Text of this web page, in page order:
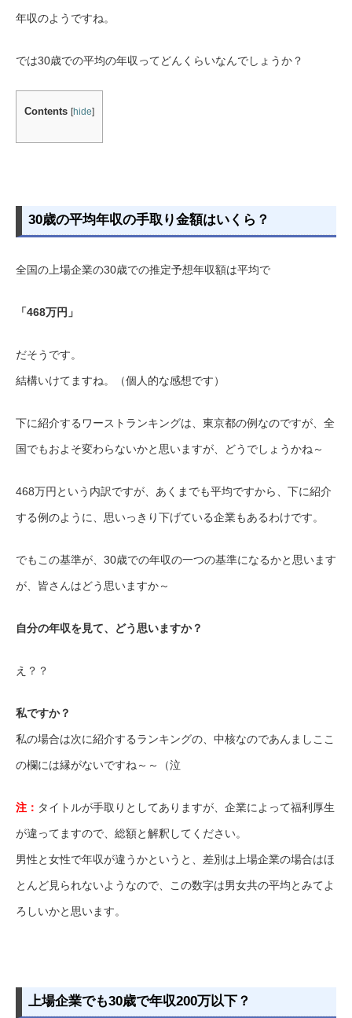
年収のようですね。
では30歳での平均の年収ってどんくらいなんでしょうか？
Contents [hide]
30歳の平均年収の手取り金額はいくら？
全国の上場企業の30歳での推定予想年収額は平均で
「468万円」
だそうです。
結構いけてますね。（個人的な感想です）
下に紹介するワーストランキングは、東京都の例なのですが、全
国でもおよそ変わらないかと思いますが、どうでしょうかね～
468万円という内訳ですが、あくまでも平均ですから、下に紹介
する例のように、思いっきり下げている企業もあるわけです。
でもこの基準が、30歳での年収の一つの基準になるかと思います
が、皆さんはどう思いますか～
自分の年収を見て、どう思いますか？
え？？
私ですか？
私の場合は次に紹介するランキングの、中核なのであんましここ
の欄には縁がないですね～～（泣
注： タイトルが手取りとしてありますが、企業によって福利厚生
が違ってますので、総額と解釈してください。
男性と女性で年収が違うかというと、差別は上場企業の場合はほ
とんど見られないようなので、この数字は男女共の平均とみてよ
ろしいかと思います。
上場企業でも30歳で年収200万以下？